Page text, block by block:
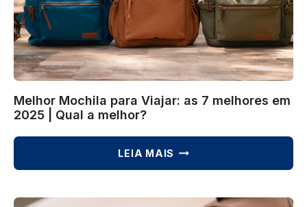
Melhor Mochila para Viajar: as 7 melhores em
2025 | Qual a melhor?
LEIA MAIS MELHOR
VIAJAR: